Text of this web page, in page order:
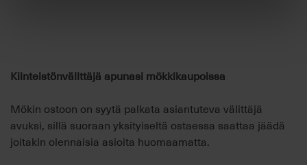
Kiinteistönvälittäjä apunasi mökkikaupoissa
Mökin ostoon on syytä palkata asiantuteva välittäjä
avuksi, sillä suoraan yksityiseltä ostaessa saattaa jäädä
joitakin olennaisia asioita huomaamatta.